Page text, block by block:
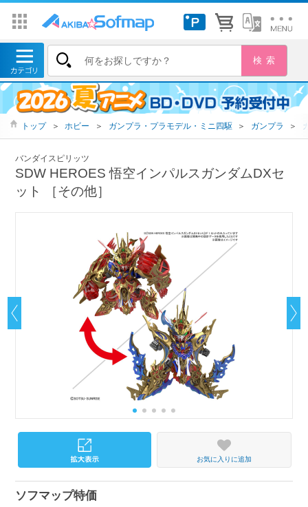
トップ ＞ ホビー ＞ ガンプラ・プラモデル・ミニ四駆 ＞ ガンプラ ＞
バンダイスピリッツ
SDW HEROES 悟空インパルスガンダムDXセ
ット ［その他］
お気に入りに追加
ソフマップ特価